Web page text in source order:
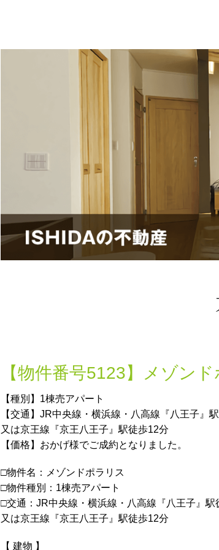
【物件番号5123】メゾン
【種別】1棟売アパート
【交通】JR中央線・横浜線・八高線『八王子』
又は京王線『京王八王子』駅徒歩12分
【価格】おかげ様でご成約となりました。
□物件名：メゾンドポラリス
□物件種別：1棟売アパート
□交通：JR中央線・横浜線・八高線『八王子』駅
又は京王線『京王八王子』駅徒歩12分
【 建物 】